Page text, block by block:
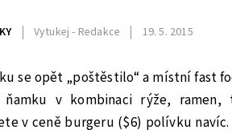
Vytukej - Redakce 19. 5. 2015
se opět „poštěstilo“ a místní fast
ňamku v kombinaci rýže,
v ceně burgeru ($6) polívku